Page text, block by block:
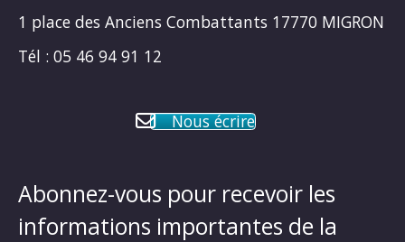
1 place des Anciens Combattants 17770 MIGRON
Tél : 05 46 94 91 12
Nous écrire
Abonnez-vous pour recevoir les
informations importantes de la